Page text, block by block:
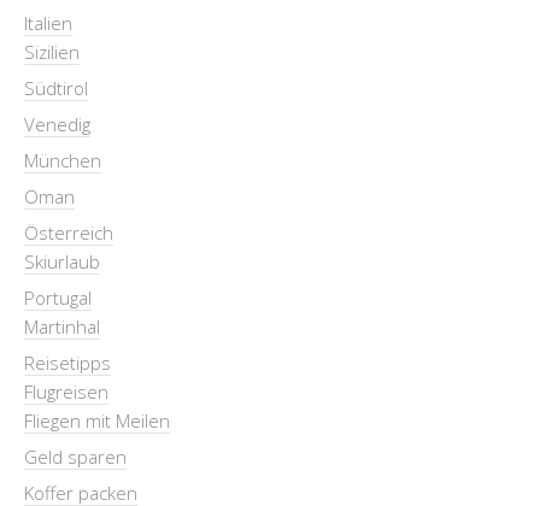
Italien
Sizilien
Südtirol
Venedig
München
Oman
Österreich
Skiurlaub
Portugal
Martinhal
Reisetipps
Flugreisen
Fliegen mit Meilen
Geld sparen
Koffer packen